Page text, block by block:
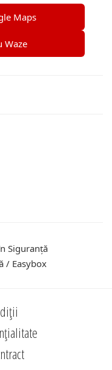
Maps
Waze
Siguranță
/ Easybox